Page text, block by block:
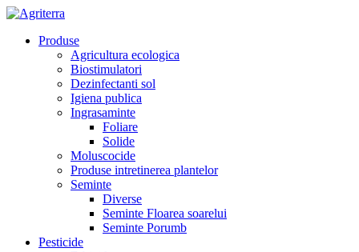
Produse
Agricultura ecologica
Biostimulatori
Dezinfectanti sol
Igiena publica
Ingrasaminte
Foliare
Solide
Moluscocide
Produse intretinerea plantelor
Seminte
Diverse
Seminte Floarea soarelui
Seminte Porumb
Pesticide